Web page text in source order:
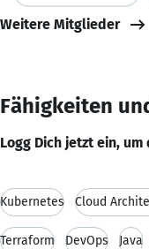
Weitere Mitglieder
Fähigkeiten
Logg Dich jetzt ein,
Kubernetes Cloud
Terraform DevOps Java